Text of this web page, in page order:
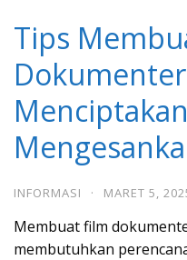
Tips
INFORMASI · MARET 5,
Membuat film
membutuhkan